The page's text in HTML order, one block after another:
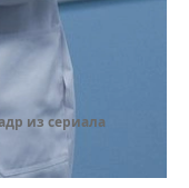
из сериала